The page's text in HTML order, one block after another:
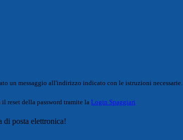
un messaggio all'indirizzo indicato con le istruzioni necessarie.
reset della password tramite la Login Spaggiari
di posta elettronica!